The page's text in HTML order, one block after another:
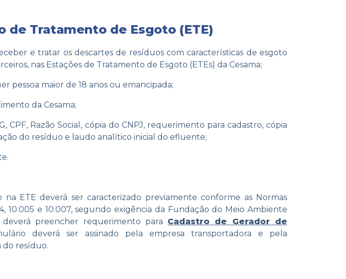
de Tratamento de Esgoto (ETE)
e tratar os descartes de resíduos com características de esgoto
nas Estações de Tratamento de Esgoto (ETEs) da Cesama;
pessoa maior de 18 anos ou emancipada;
da Cesama;
CPF, Razão Social, cópia do CNPJ, requerimento para cadastro, cópia
do resíduo e laudo analítico inicial do efluente;
ETE deverá ser caracterizado previamente conforme as Normas
10.005 e 10.007, segundo exigência da Fundação do Meio Ambiente
deverá preencher requerimento para Cadastro de Gerador de
deverá ser assinado pela empresa transportadora e pela
do resíduo.